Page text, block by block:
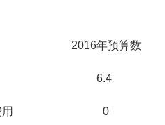
年预算数
6.4
境）费用 0